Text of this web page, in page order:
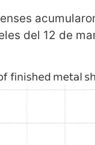
del 12 de